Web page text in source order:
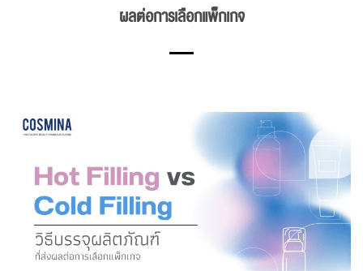
ผลต่อการเลือกแพ็กเกจ